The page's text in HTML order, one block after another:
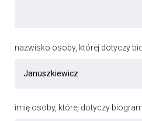
nazwisko osoby, której dotyczy
imię osoby, której dotyczy biogram